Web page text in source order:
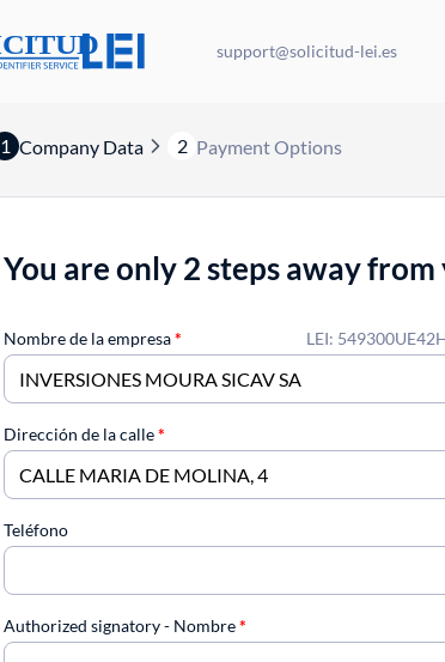
support@solicitud-lei.es
1 Company Data 2 Payment Options
You are only 2 steps away from
LEI:
Nombre de la empresa*
Dirección de la calle*
Teléfono
Authorized signatory - Nombre*